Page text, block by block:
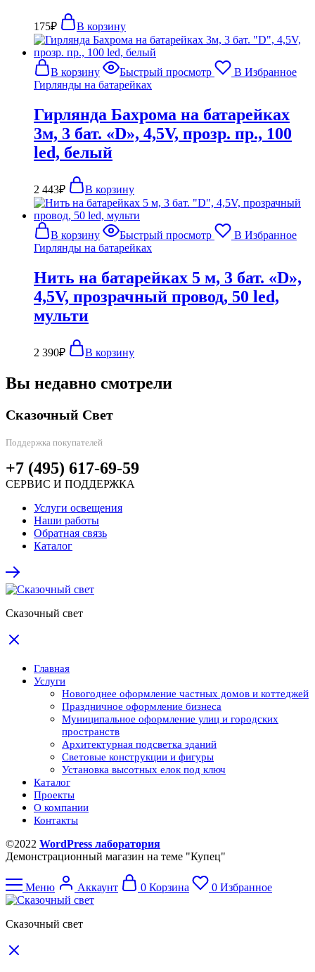
175₽ В корзину
В корзину Быстрый просмотр
В Избранное
Гирлянды на батарейках
Гирлянда Бахрома на батарейках
3м, 3 бат. «D», 4,5V, прозр. пр., 100
led, белый
2 443₽ В корзину
В корзину Быстрый просмотр
В Избранное
Гирлянды на батарейках
Нить на батарейках 5 м, 3 бат. «D»,
4,5V, прозрачный провод, 50 led,
мульти
2 390₽ В корзину
Вы недавно смотрели
Сказочный Свет
Поддержка покупателей
+7 (495) 617-69-59
СЕРВИС И ПОДДЕРЖКА
Услуги освещения
Наши работы
Обратная связь
Каталог
Сказочный свет
Главная
Услуги
Новогоднее оформление частных домов и коттеджей
Праздничное оформление бизнеса
Муниципальное оформление улиц и городских
пространств
Архитектурная подсветка зданий
Световые конструкции и фигуры
Установка высотных елок под ключ
Каталог
Проекты
О компании
Контакты
©2022 WordPress лаборатория
Демонстрационный магазин на теме "Купец"
Меню Аккаунт 0 Корзина 0 Избранное
Сказочный свет